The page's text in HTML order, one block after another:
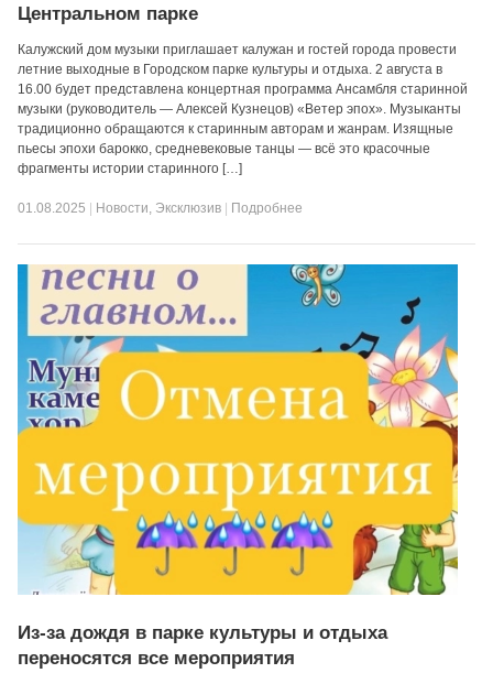
Центральном парке
Калужский дом музыки приглашает калужан и гостей города провести
летние выходные в Городском парке культуры и отдыха. 2 августа в
16.00 будет представлена концертная программа Ансамбля старинной
музыки (руководитель — Алексей Кузнецов) «Ветер эпох». Музыканты
традиционно обращаются к старинным авторам и жанрам. Изящные
пьесы эпохи барокко, средневековые танцы — всё это красочные
фрагменты истории старинного […]
01.08.2025 Новости, Эксклюзив Подробнее
Из-за дождя в парке культуры и отдыха
переносятся все мероприятия